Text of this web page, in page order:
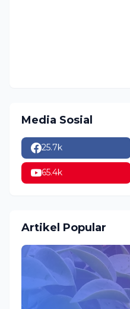
Media Sosial
25.7k
65.4k
Artikel Popular